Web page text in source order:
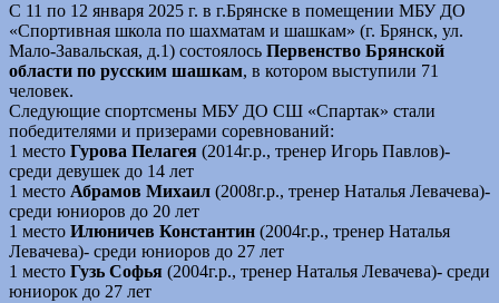
С 11 по 12 января 2025 г. в г.Брянске в помещении МБУ ДО
«Спортивная школа по шахматам и шашкам» (г. Брянск, ул.
Мало-Завальская, д.1) состоялось Первенство Брянской
области по русским шашкам, в котором выступили 71
человек.
Следующие спортсмены МБУ ДО СШ «Спартак» стали
победителями и призерами соревнований:
1 место Гурова Пелагея (2014г.р., тренер Игорь Павлов)-
среди девушек до 14 лет
1 место Абрамов Михаил (2008г.р., тренер Наталья Левачева)-
среди юниоров до 20 лет
1 место Илюничев Константин (2004г.р., тренер Наталья
Левачева)- среди юниоров до 27 лет
1 место Гузь Софья (2004г.р., тренер Наталья Левачева)- среди
юниорок до 27 лет